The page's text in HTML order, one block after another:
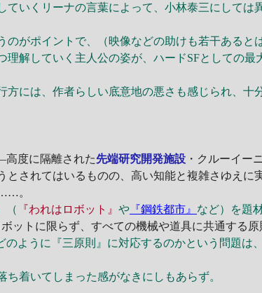
いくリーナの言葉によって、小林泰三にしては
がポイントで、（映像などの助けも若干あると
解していく主人公の姿が、ハードSFとしての最
には、作者らしい底意地の悪さも感じられ、十
度に隔離された先端研究開発施設 ・クルーイー
とされてはいるものの、高い知能と複雑さゆえに
。
（ 『われはロボット』や 『鋼鉄都市』 など）を題
ボットに限らず、すべての機械や道具に共通する原
ように『三原則』に対応するのかという問題は
着いてしまった感がなきにしもあらず。